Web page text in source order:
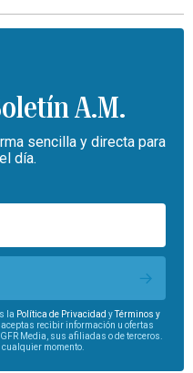
A.M.
sencilla y directa para
día.
la Política de Privacidad yTérminos y
recibir información u ofertas
Media, sus afiliadas o de terceros.
momento.